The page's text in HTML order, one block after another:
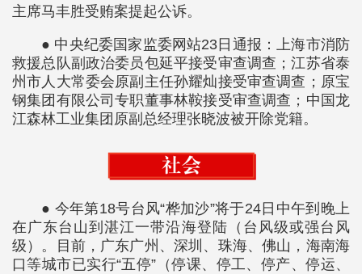
主席马丰胜受贿案提起公诉。
● 中央纪委国家监委网站23日通报：上海市消防
救援总队副政治委员包延平接受审查调查；江苏省泰
州市人大常委会原副主任孙耀灿接受审查调查；原宝
钢集团有限公司专职董事林鞍接受审查调查；中国龙
江森林工业集团原副总经理张晓波被开除党籍。
● 今年第18号台风“桦加沙”将于24日中午到晚上
在广东台山到湛江一带沿海登陆（台风级或强台风
级）。目前，广东广州、深圳、珠海、佛山，海南海
口等城市已实行“五停”（停课、停工、停产、停运、